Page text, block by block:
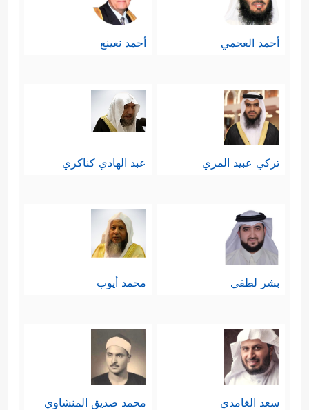
أحمد العجمي أحمد نعينع
تركي عبيد المري عبد الهادي كناكري
بشر لطفي محمد أيوب
سعد الغامدي محمد صديق المنشاوي